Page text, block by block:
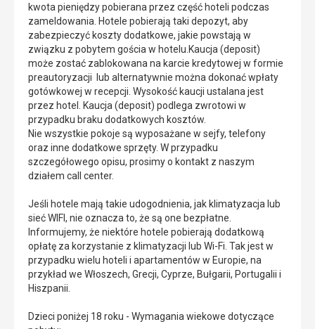
kwota pieniędzy pobierana przez część hoteli podczas
zameldowania. Hotele pobierają taki depozyt, aby
zabezpieczyć koszty dodatkowe, jakie powstają w
związku z pobytem gościa w hotelu.Kaucja (deposit)
może zostać zablokowana na karcie kredytowej w formie
preautoryzacji lub alternatywnie można dokonać wpłaty
gotówkowej w recepcji. Wysokość kaucji ustalana jest
przez hotel. Kaucja (deposit) podlega zwrotowi w
przypadku braku dodatkowych kosztów.
Nie wszystkie pokoje są wyposażane w sejfy, telefony
oraz inne dodatkowe sprzęty. W przypadku
szczegółowego opisu, prosimy o kontakt z naszym
działem call center.
Jeśli hotele mają takie udogodnienia, jak klimatyzacja lub
sieć WIFI, nie oznacza to, że są one bezpłatne.
Informujemy, że niektóre hotele pobierają dodatkową
opłatę za korzystanie z klimatyzacji lub Wi-Fi. Tak jest w
przypadku wielu hoteli i apartamentów w Europie, na
przykład we Włoszech, Grecji, Cyprze, Bułgarii, Portugalii i
Hiszpanii.
Dzieci poniżej 18 roku - Wymagania wiekowe dotyczące